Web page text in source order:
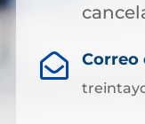
 Correo